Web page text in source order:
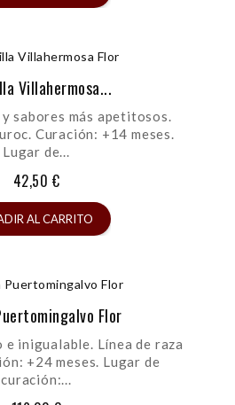
Villahermosa...
sabores más apetitosos.
Curación: +14 meses.
Lugar de...
42,50 €
AL CARRITO
Flor
inigualable. Línea de raza
+24 meses. Lugar de
curación:...